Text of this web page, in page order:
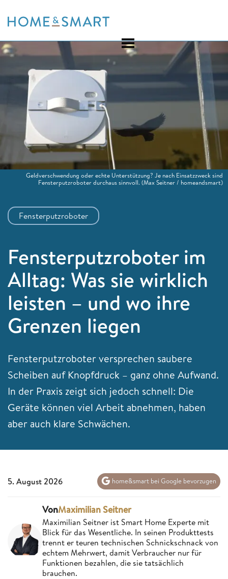
to
Fensterputzroboter
Fensterputzroboter im
Alltag: Was sie wirklich
leisten – und wo ihre
Grenzen liegen
Fensterputzroboter versprechen saubere
Scheiben auf Knopfdruck – ganz ohne Aufwand.
In der Praxis zeigt sich jedoch schnell: Die
Geräte können viel Arbeit abnehmen, haben
aber auch klare Schwächen.
Geldverschwendung oder echte Unterstützung? Je nach Einsatzzweck sind
Fensterputzroboter durchaus sinnvoll.(Max Seitner / homeandsmart)
5. August 2026 home&smart bei Google bevorzugen
VonMaximilian Seitner
Maximilian Seitner ist Smart Home Experte mit
Blick für das Wesentliche. In seinen Produkttests
trennt er teuren technischen Schnickschnack von
echtem Mehrwert, damit Verbraucher nur für
Funktionen bezahlen, die sie tatsächlich
brauchen.